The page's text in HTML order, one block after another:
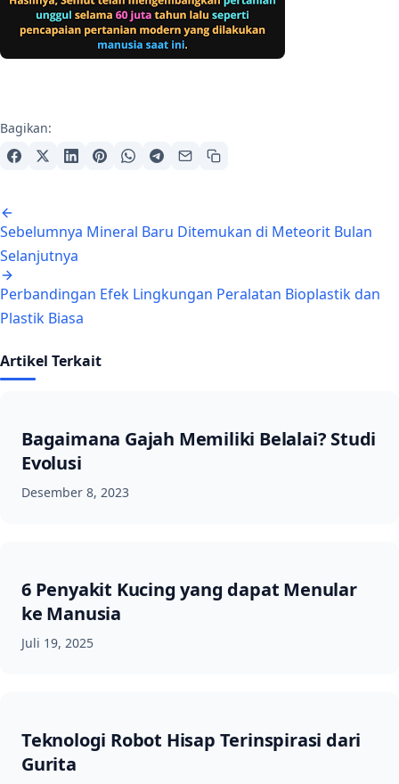
Bagikan:
Navigasi artikel
Sebelumnya Mineral Baru Ditemukan di Meteorit Bulan
Selanjutnya
Perbandingan Efek Lingkungan Peralatan Bioplastik dan
Plastik Biasa
Artikel Terkait
Bagaimana Gajah Memiliki Belalai? Studi
Evolusi
Desember 8, 2023
6 Penyakit Kucing yang dapat Menular
ke Manusia
Juli 19, 2025
Teknologi Robot Hisap Terinspirasi dari
Gurita